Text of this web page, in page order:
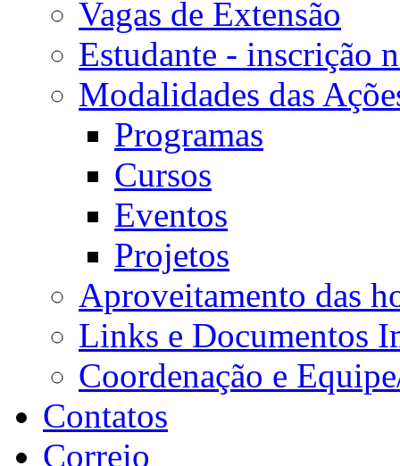
Vagas de Extensão
Estudante - inscrição
Modalidades das
Programas
Cursos
Eventos
Projetos
Aproveitamento das
Links e Documentos
Coordenação e
Contatos
Correio